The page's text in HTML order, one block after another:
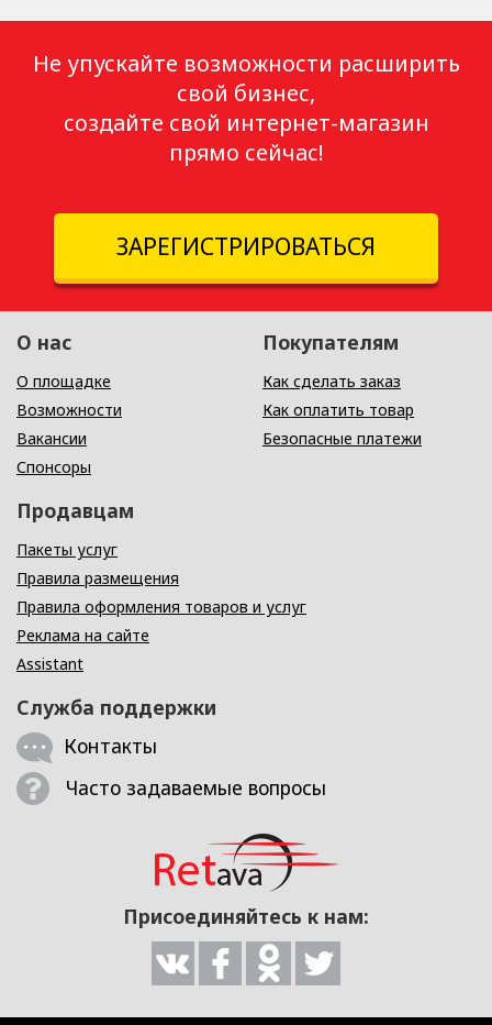
Не упускайте возможности расширить
свой бизнес,
создайте свой интернет-магазин
прямо сейчас!
ЗАРЕГИСТРИРОВАТЬСЯ
О нас
О площадке
Возможности
Вакансии
Спонсоры
Покупателям
Как сделать заказ
Как оплатить товар
Безопасные платежи
Продавцам
Пакеты услуг
Правила размещения
Правила оформления товаров и услуг
Реклама на сайте
Assistant
Служба поддержки
Контакты
Часто задаваемые вопросы
Присоединяйтесь к нам: